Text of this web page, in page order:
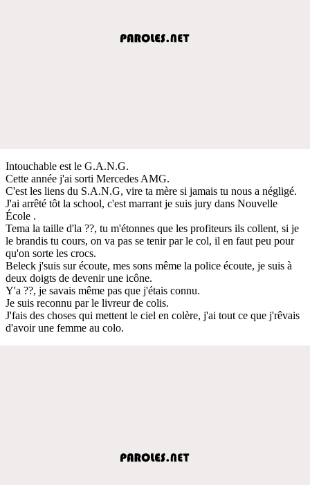
Intouchable est le G.A.N.G.
Cette année j'ai sorti Mercedes AMG.
C'est les liens du S.A.N.G, vire ta mère si jamais tu nous a négligé.
J'ai arrêté tôt la school, c'est marrant je suis jury dans Nouvelle
École .
Tema la taille d'la ??, tu m'étonnes que les profiteurs ils collent, si je
le brandis tu cours, on va pas se tenir par le col, il en faut peu pour
qu'on sorte les crocs.
Beleck j'suis sur écoute, mes sons même la police écoute, je suis à
deux doigts de devenir une icône.
Y'a ??, je savais même pas que j'étais connu.
Je suis reconnu par le livreur de colis.
J'fais des choses qui mettent le ciel en colère, j'ai tout ce que j'rêvais
d'avoir une femme au colo.